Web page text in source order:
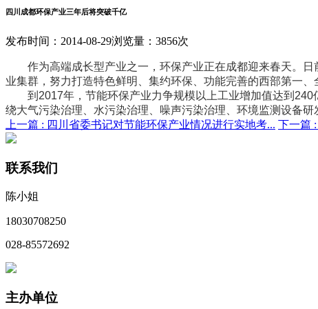
四川成都环保产业三年后将突破千亿
发布时间：2014-08-29浏览量：3856次
作为高端成长型产业之一，环保产业正在成都迎来春天。日
业集群，努力打造特色鲜明、集约环保、功能完善的西部第一、
到2017年，节能环保产业力争规模以上工业增加值达到240
绕大气污染治理、水污染治理、噪声污染治理、环境监测设备
上一篇 : 四川省委书记对节能环保产业情况进行实地考... 下一篇 :
联系我们
陈小姐
18030708250
028-85572692
主办单位